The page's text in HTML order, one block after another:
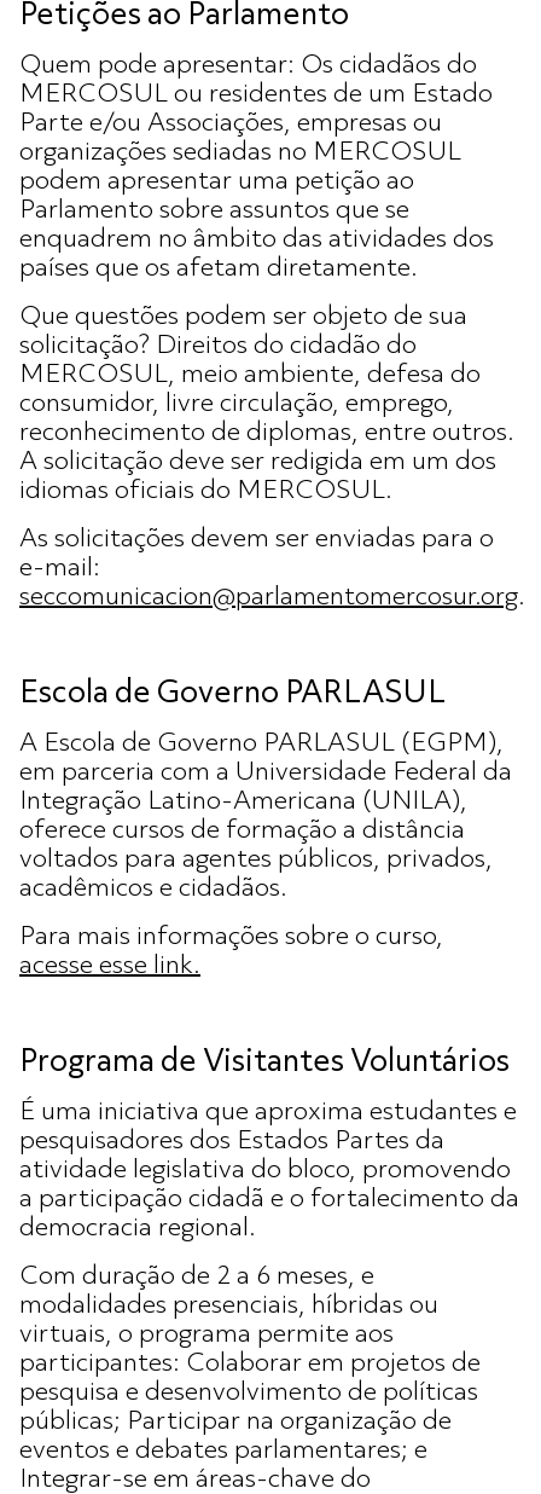
Petições ao Parlamento
Quem pode apresentar: Os cidadãos do
MERCOSUL ou residentes de um Estado
Parte e/ou Associações, empresas ou
organizações sediadas no MERCOSUL
podem apresentar uma petição ao
Parlamento sobre assuntos que se
enquadrem no âmbito das atividades dos
países que os afetam diretamente.
Que questões podem ser objeto de sua
solicitação? Direitos do cidadão do
MERCOSUL, meio ambiente, defesa do
consumidor, livre circulação, emprego,
reconhecimento de diplomas, entre outros.
A solicitação deve ser redigida em um dos
idiomas oficiais do MERCOSUL.
As solicitações devem ser enviadas para o
e-mail:
seccomunicacion@parlamentomercosur.org.
Escola de Governo PARLASUL
A Escola de Governo PARLASUL (EGPM),
em parceria com a Universidade Federal da
Integração Latino-Americana (UNILA),
oferece cursos de formação a distância
voltados para agentes públicos, privados,
acadêmicos e cidadãos.
Para mais informações sobre o curso,
acesse esse link.
Programa de Visitantes Voluntários
É uma iniciativa que aproxima estudantes e
pesquisadores dos Estados Partes da
atividade legislativa do bloco, promovendo
a participação cidadã e o fortalecimento da
democracia regional.
Com duração de 2 a 6 meses, e
modalidades presenciais, híbridas ou
virtuais, o programa permite aos
participantes: Colaborar em projetos de
pesquisa e desenvolvimento de políticas
públicas; Participar na organização de
eventos e debates parlamentares; e
Integrar-se em áreas-chave do